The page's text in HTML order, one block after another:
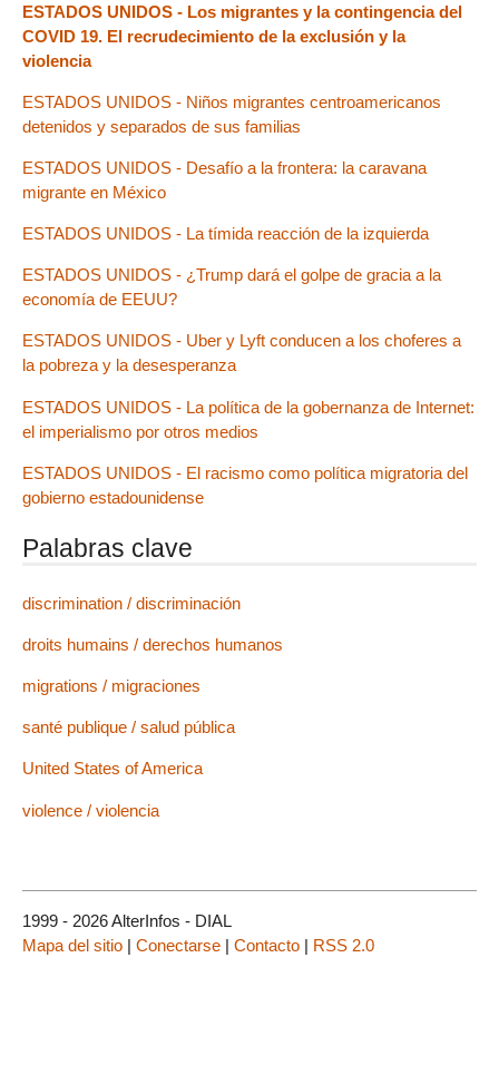
ESTADOS UNIDOS - Los migrantes y la contingencia del
COVID 19. El recrudecimiento de la exclusión y la
violencia
ESTADOS UNIDOS - Niños migrantes centroamericanos
detenidos y separados de sus familias
ESTADOS UNIDOS - Desafío a la frontera: la caravana
migrante en México
ESTADOS UNIDOS - La tímida reacción de la izquierda
ESTADOS UNIDOS - ¿Trump dará el golpe de gracia a la
economía de EEUU?
ESTADOS UNIDOS - Uber y Lyft conducen a los choferes a
la pobreza y la desesperanza
ESTADOS UNIDOS - La política de la gobernanza de Internet:
el imperialismo por otros medios
ESTADOS UNIDOS - El racismo como política migratoria del
gobierno estadounidense
Palabras clave
discrimination / discriminación
droits humains / derechos humanos
migrations / migraciones
santé publique / salud pública
United States of America
violence / violencia
1999 - 2026 AlterInfos - DIAL
Mapa del sitio | Conectarse | Contacto | RSS 2.0